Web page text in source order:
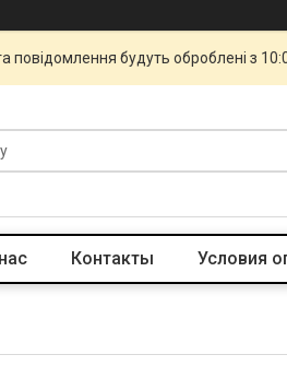
повідомлення будуть оброблені з
Контакты Условия